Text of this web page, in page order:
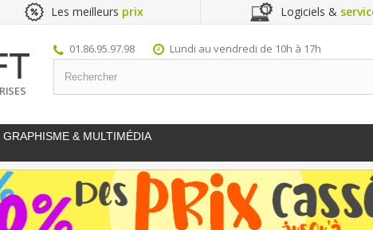
Les meilleurs prix Logiciels &
01.86.95.97.98 Lundi au vendredi de 10h à 17h
GRAPHISME & MULTIMÉDIA